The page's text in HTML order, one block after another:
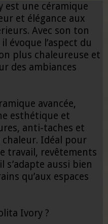
est une céramique
et élégance aux
Avec son ton
évoque l’aspect du
plus chaleureuse et
des ambiances
avancée,
esthétique et
anti-taches et
Idéal pour
travail, revêtements
aussi bien
qu’aux espaces
Ivory ?